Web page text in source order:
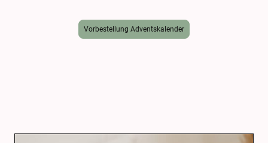
Vorbestellung Adventskalender